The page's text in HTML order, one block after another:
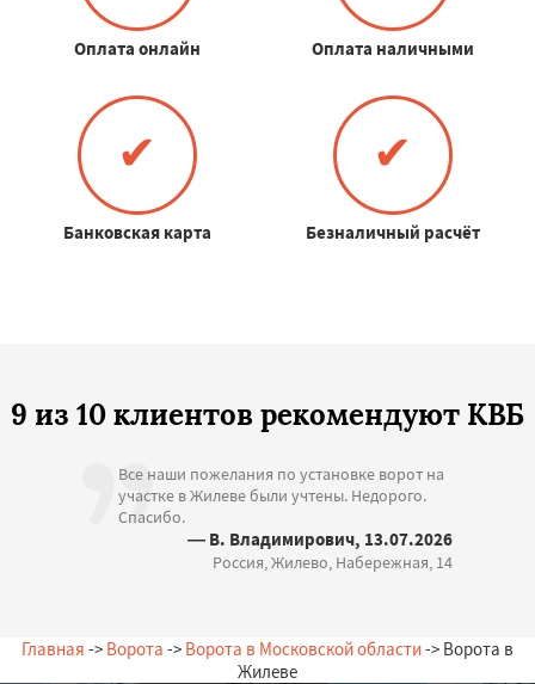
Оплата онлайн Оплата наличными
✔
Банковская карта
✔
Безналичный расчёт
9 из 10 клиентов рекомендуют КВБ
Все наши пожелания по установке ворот на
участке в Жилеве были учтены. Недорого.
Спасибо.
— В. Владимирович, 13.07.2026
Россия, Жилево, Набережная, 14
Главная -> Ворота -> Ворота в Московской области-> Ворота в
Жилеве